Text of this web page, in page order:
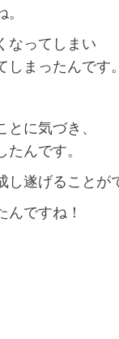
なってしまい
まったんです。
に気づき、
んです。
遂げることが
ですね！